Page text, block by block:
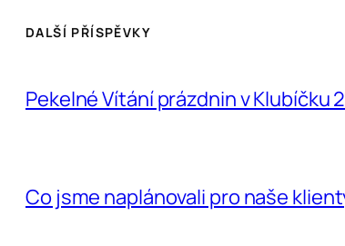
DALŠÍ PŘÍSPĚVKY
Pekelné Vítání prázdnin v Klubíčku
Co jsme naplánovali pro naše